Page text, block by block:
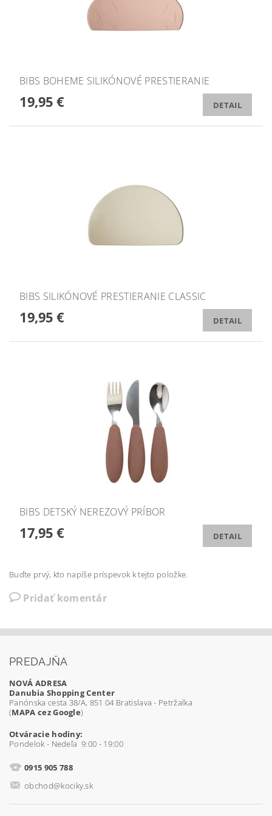
BIBS BOHEME SILIKÓNOVÉ PRESTIERANIE
19,95 € DETAIL
BIBS SILIKÓNOVÉ PRESTIERANIE CLASSIC
19,95 € DETAIL
BIBS DETSKÝ NEREZOVÝ PRÍBOR
17,95 € DETAIL
Buďte prvý, kto napíše príspevok k tejto položke.
Pridať komentár
PREDAJŇA
NOVÁ ADRESA
Danubia Shopping Center
Panónska cesta 38/A, 851 04 Bratislava - Petržalka
(MAPA cez Google)
Otváracie hodiny:
Pondelok - Nedeľa 9:00 - 19:00
0915 905 788
obchod@kociky.sk